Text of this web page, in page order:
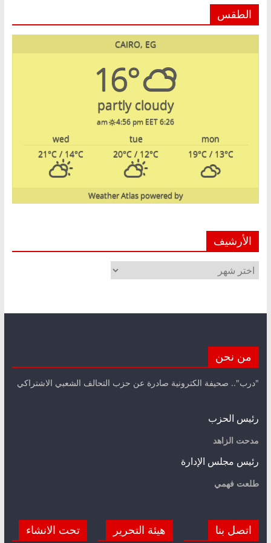
الطقس
CAIRO, EG
16°
partly cloudy
6:26 am
4:56 pm EET
mon
tue
wed
19°C/ 13°C
20°C / 12°C
21°C / 14°C
powered by
Weather Atlas
الأرشيف
الأرشيف
من نحن
"درب".. صحيفة الكترونية صادرة عن حزب التحالف الشعبي الاشتراكي
رئيس الحزب
مدحت الزاهد
رئيس مجلس الإدارة
طلعت فهمي
اتصل بنا هيئة التحرير تحت الانشاء